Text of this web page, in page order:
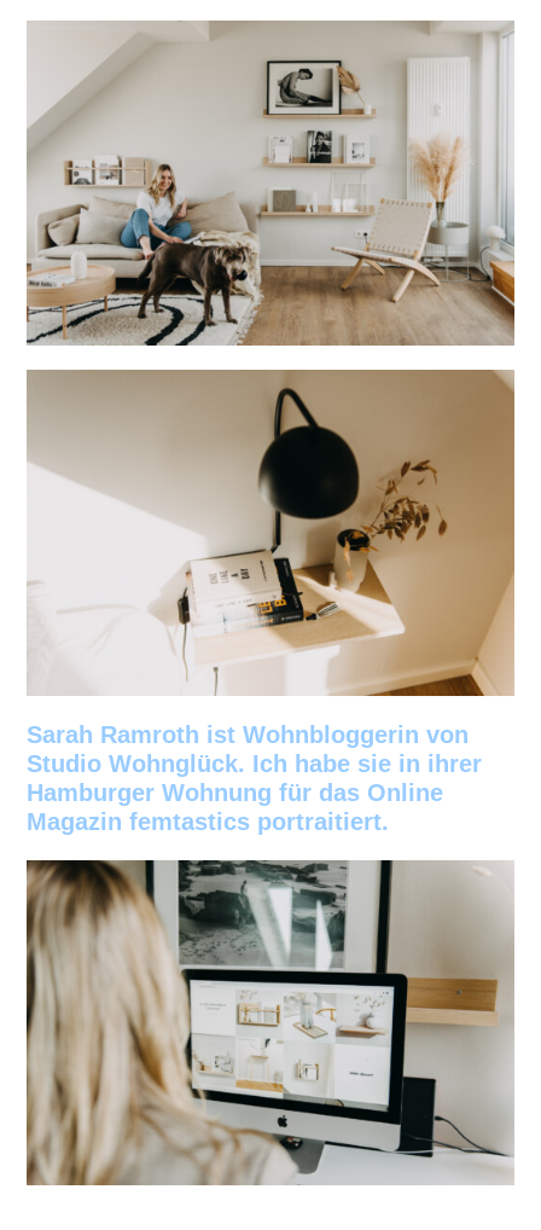
Sarah Ramroth ist Wohnbloggerin von
Studio Wohnglück. Ich habe sie in ihrer
Hamburger Wohnung für das Online
Magazin femtastics portraitiert.